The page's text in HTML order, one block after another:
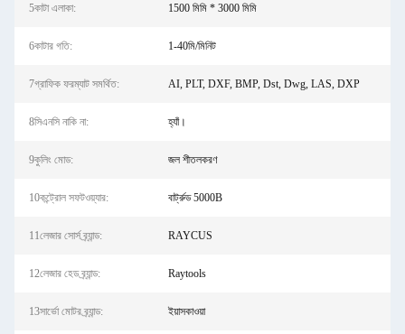
5কাটা এলাকা: 1500 মিমি * 3000 মিমি
6কাটার গতি: 1-40মি/মিনিট
7গ্রাফিক ফরম্যাট সমর্থিত: AI, PLT, DXF, BMP, Dst, Dwg, LAS, DXP
8সিএনসি নাকি না: হ্যাঁ।
9কুলিং মোড: জল শীতলকরণ
10কন্ট্রোল সফটওয়্যার: বার্ট্রুড 5000B
11লেজার সোর্স ব্র্যান্ড: RAYCUS
12লেজার হেড ব্র্যান্ড: Raytools
13সার্ভো মোটর ব্র্যান্ড: ইয়াসকাওয়া